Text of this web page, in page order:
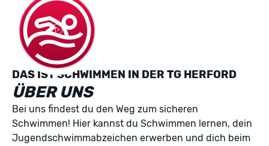
DAS IST SCHWIMMEN IN DER TG HERFORD
ÜBER UNS
Bei uns findest du den Weg zum sicheren
Schwimmen! Hier kannst du Schwimmen lernen, dein
Jugendschwimmabzeichen erwerben und dich beim